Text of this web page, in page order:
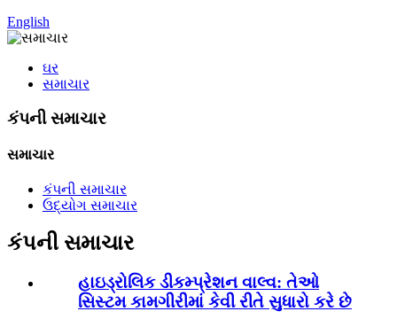
English
ઘર
સમાચાર
કંપની સમાચાર
સમાચાર
કંપની સમાચાર
ઉદ્યોગ સમાચાર
કંપની સમાચાર
હાઇડ્રોલિક ડીકમ્પ્રેશન વાલ્વ: તેઓ
સિસ્ટમ કામગીરીમાં કેવી રીતે સુધારો કરે છે